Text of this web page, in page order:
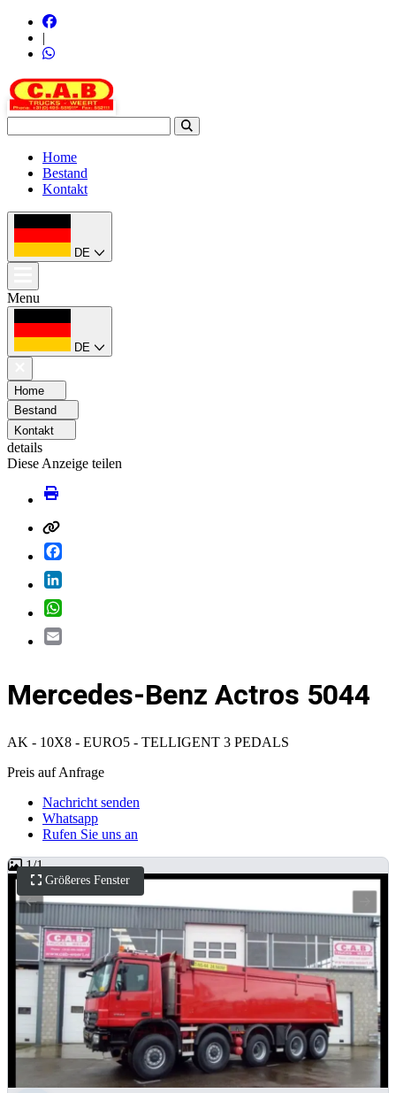
|
Home
Bestand
Kontakt
DE
Menu
DE
Home
Bestand
Kontakt
details
Diese Anzeige teilen
Mercedes-Benz Actros 5044
AK - 10X8 - EURO5 - TELLIGENT 3 PEDALS
Preis auf Anfrage
Nachricht senden
Whatsapp
Rufen Sie uns an
Größeres Fenster
1/1